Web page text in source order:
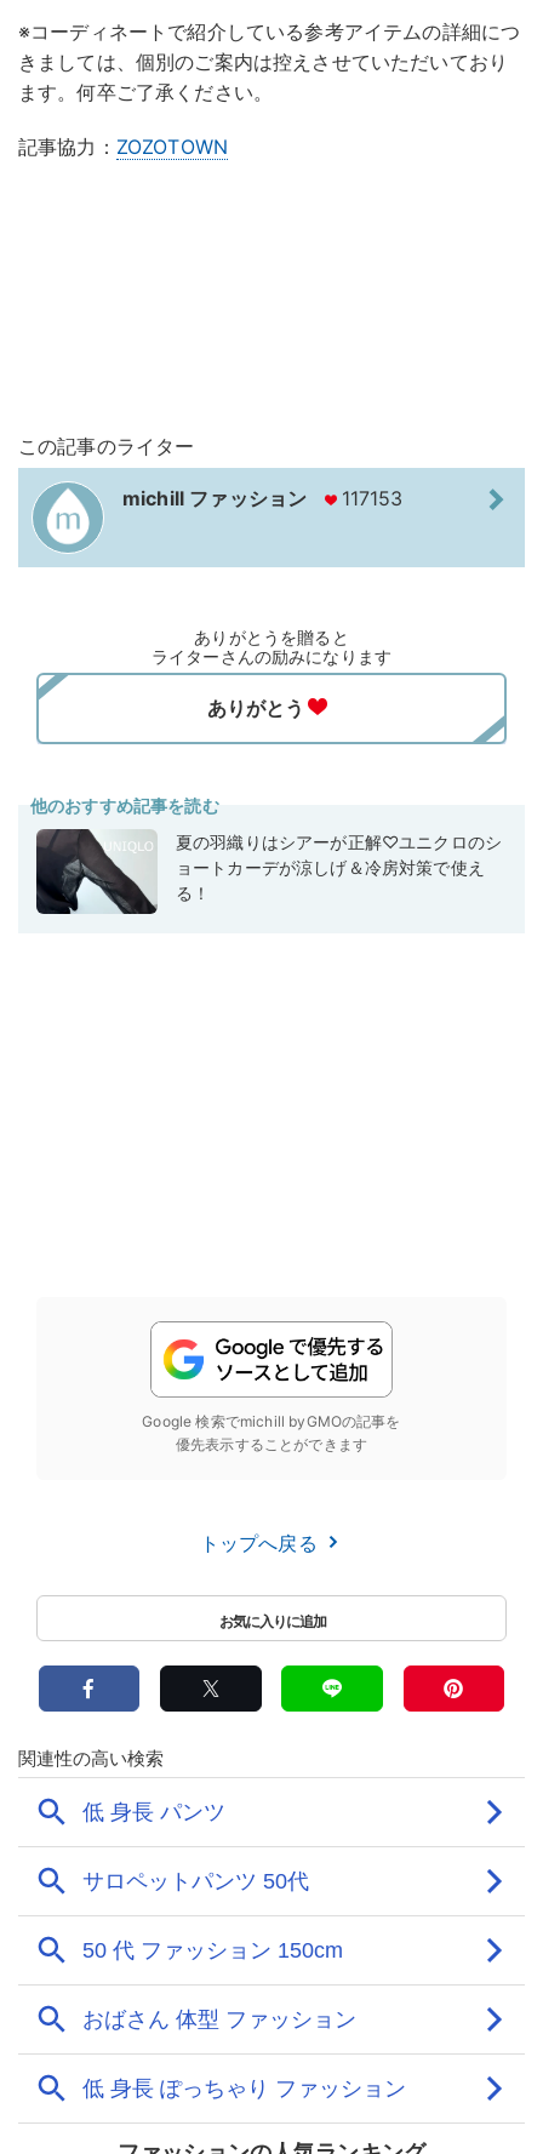
※コーディネートで紹介している参考アイテムの詳細につ
きましては、個別のご案内は控えさせていただいており
ます。何卒ご了承ください。
記事協力： ZOZOTOWN
この記事のライター
michill ファッション 117153
ありがとうを贈ると
ライターさんの励みになります
他のおすすめ記事を読む
夏の羽織りはシアーが正解♡ユニクロのシ
ョートカーデが涼しげ＆冷房対策で使え
る！
Google 検索でmichill byGMOの記事を
優先表示することができます
トップへ戻る